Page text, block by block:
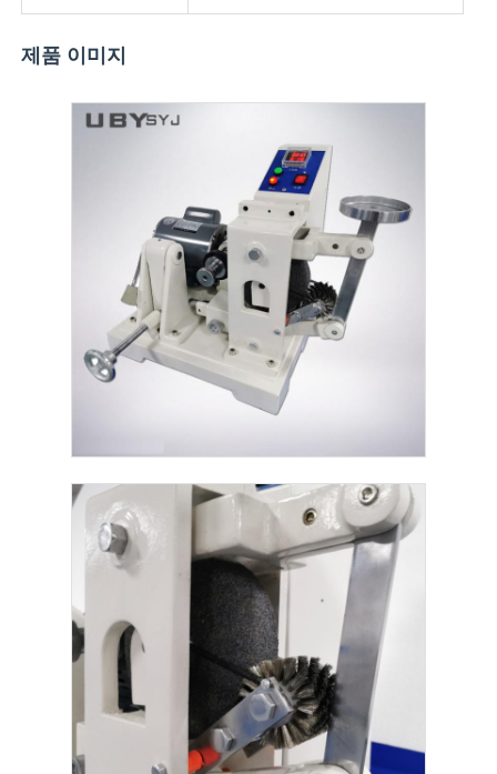
신발 테스트 장비
건축물 시험 장비
접착기 시험 장비
직물 시험기
제품 이미지